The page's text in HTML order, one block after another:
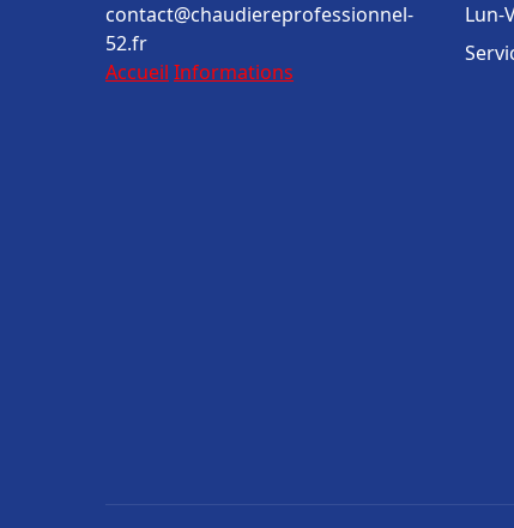
contact@chaudiereprofessionnel-
52.fr
Accueil Informations
Lun-